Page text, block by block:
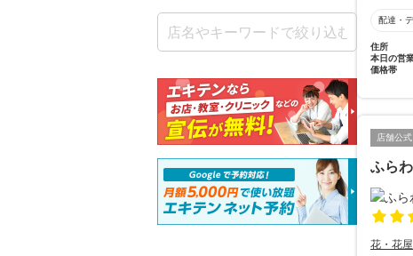
配達・
住所
本日の営
価格帯
店舗公式
ふら
花・花屋